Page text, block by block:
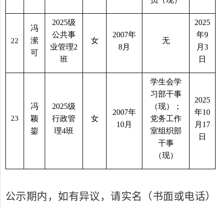
22
冯
潆
可
2025级
公共事
业管理2
班
女
2007年
8月
无
2025
年9
月 3
日
23
冯
颖
鋆
2025级
行政管
理4班
女
2007年
10月
学生会学
习部干事
（现）；
党务工作
室组织部
干事
（现）
2025
年10
月 17
日
公示期内，如有异议，请实名（书面或电话）